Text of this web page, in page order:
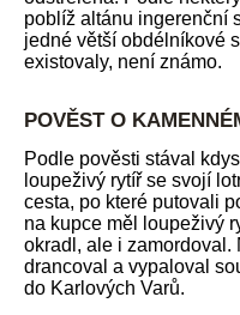
poblíž altánu ingerenční
jedné větší obdélníkové
existovaly, není známo.
POVĚST O
Podle pověsti stával
loupeživý rytíř se svojí
cesta, po které putovali
na kupce měl loupeživý
okradl, ale i zamordoval.
drancoval a vypaloval
do Karlových Varů.